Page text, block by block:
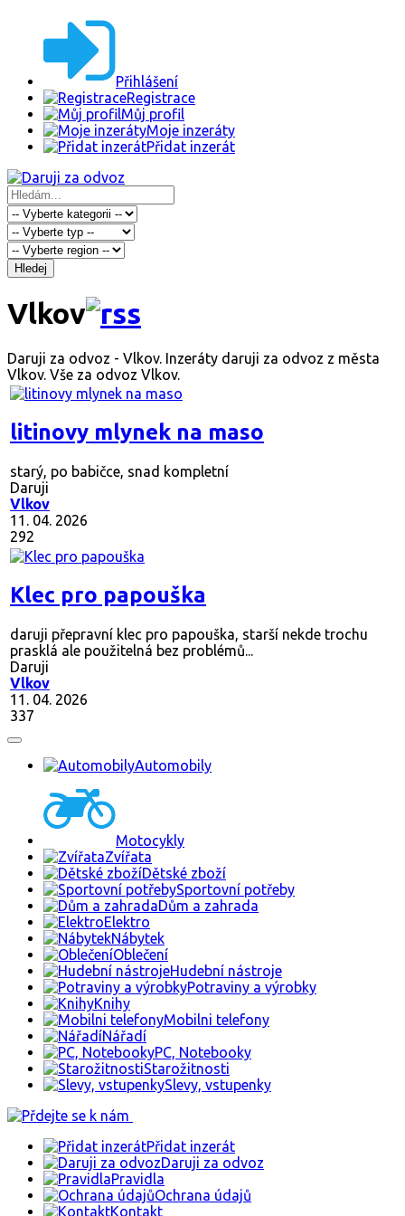
Přihlášení
Registrace
Můj profil
Moje inzeráty
Přidat inzerát
Hledej
Vlkov
Daruji za odvoz - Vlkov. Inzeráty daruji za odvoz z města
Vlkov. Vše za odvoz Vlkov.
litinovy mlynek na maso
starý, po babičce, snad kompletní
Daruji
Vlkov
11. 04. 2026
292
Klec pro papouška
daruji přepravní klec pro papouška, starší nekde trochu
prasklá ale použitelná bez problémů...
Daruji
Vlkov
11. 04. 2026
337
Automobily
Motocykly
Zvířata
Dětské zboží
Sportovní potřeby
Dům a zahrada
Elektro
Nábytek
Oblečení
Hudební nástroje
Potraviny a výrobky
Knihy
Mobilni telefony
Nářadí
PC, Notebooky
Starožitnosti
Slevy, vstupenky
Přidat inzerát
Daruji za odvoz
Pravidla
Ochrana údajů
Kontakt